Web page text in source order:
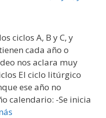
ciclos A, B y C, y
cada año o
nos aclara muy
El ciclo litúrgico
ese año no
calendario: -Se inicia